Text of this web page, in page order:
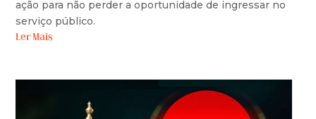
ação para não perder a oportunidade de ingressar no
serviço público.
Ler Mais